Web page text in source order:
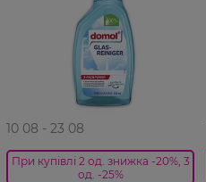
10 08 - 23 08
При купівлі 2 од. знижка -20%, 3
од. -25%